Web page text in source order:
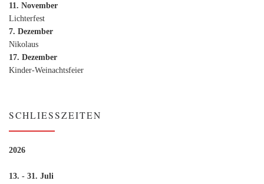
11. November
Lichterfest
7. Dezember
Nikolaus
17. Dezember
Kinder-Weinachtsfeier
SCHLIESSZEITEN
2026
13. - 31. Juli